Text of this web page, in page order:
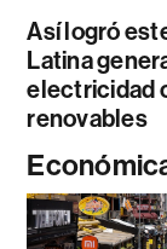
Así logró
Latina
electricidad
renovables